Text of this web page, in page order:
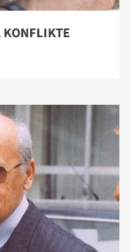
KONFLIKTE